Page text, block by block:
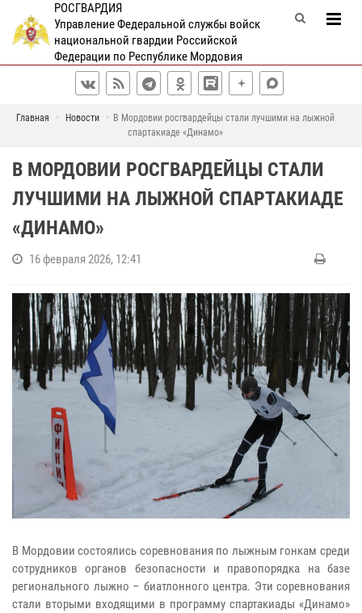
РОСГВАРДИЯ
Управление Федеральной службы войск
национальной гвардии Российской
Федерации по Республике Мордовия
Главная Новости
В Мордовии росгвардейцы стали лучшими на лыжной
спартакиаде «Динамо»
В МОРДОВИИ РОСГВАРДЕЙЦЫ СТАЛИ
ЛУЧШИМИ НА ЛЫЖНОЙ СПАРТАКИАДЕ
«ДИНАМО»
16 февраля 2026, 12:41
В Мордовии состоялись соревнования по лыжным гонкам среди
сотрудников органов безопасности и правопорядка на базе
регионального лыжно – биатлонного центра. Эти соревнования
стали вторыми входящими в программу спартакиады «Динамо»